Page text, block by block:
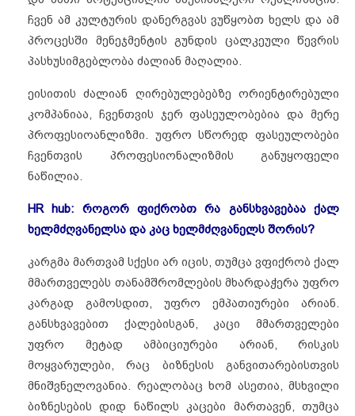
ჩვენ ამ კულტურის დანერგვას ვუწყობთ ხელს და ამ
პროცესში მენეჯმენტის გუნდის ცალკეული წევრის
პასხუსიმგებლობა ძალიან მაღალია.
ეისითის ძალიან ღირებულებებზე ორიენტირებული
კომპანიაა, ჩვენთვის ჯერ ფასეულობებია და მერე
პროფესიოანლიზმი. უფრო სწორედ ფასეულობები
ჩვენთვის პროფესიონალიზმის განუყოფელი
ნაწილია.
HR hub: როგორ ფიქრობთ რა განსხვავებაა ქალ
ხელმძღვანელსა და კაც ხელმძღვანელს შორის?
კარგმა მართვამ სქესი არ იცის, თუმცა ვფიქრობ ქალ
მმართველებს თანამშრომლების მხარდაჭერა უფრო
კარგად გამოსდით, უფრო ემპათიურები არიან.
განსხვავებით ქალებისგან, კაცი მმართველები
უფრო მეტად ამბიციურები არიან, რისკის
მოყვარულები, რაც ბიზნესის განვითარებისთვის
მნიშვნელოვანია. რეალობაც ხომ ასეთია, მსხვილი
ბიზნესების დიდ ნაწილს კაცები მართავენ, თუმცა